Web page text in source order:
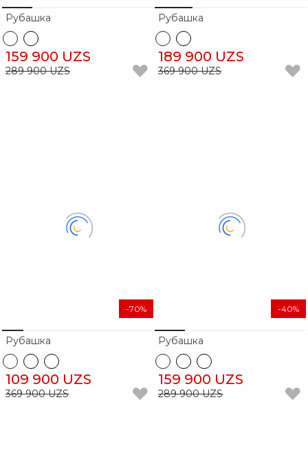
Рубашка
159 900 UZS
289 900 UZS
Рубашка
189 900 UZS
369 900 UZS
Рубашка
109 900 UZS
369 900 UZS
-70%
Рубашка
159 900 UZS
289 900 UZS
-40%